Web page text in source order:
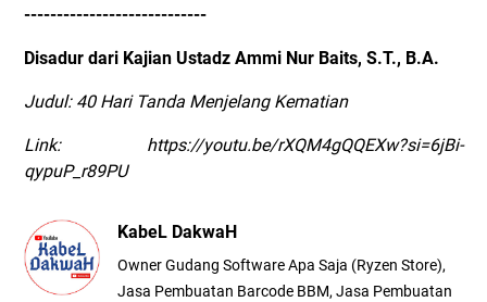
----------------------------
Disadur dari Kajian Ustadz Ammi Nur Baits, S.T., B.A.
Judul: 40 Hari Tanda Menjelang Kematian
Link: https://youtu.be/rXQM4gQQEXw?si=6jBi-
qypuP_r89PU
KabeL DakwaH
Owner Gudang Software Apa Saja (Ryzen Store),
Jasa Pembuatan Barcode BBM, Jasa Pembuatan